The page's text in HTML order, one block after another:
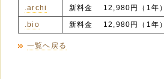
.archi
新料金 12,980円（1年）
.bio
新料金 12,980円（1年）
一覧へ戻る